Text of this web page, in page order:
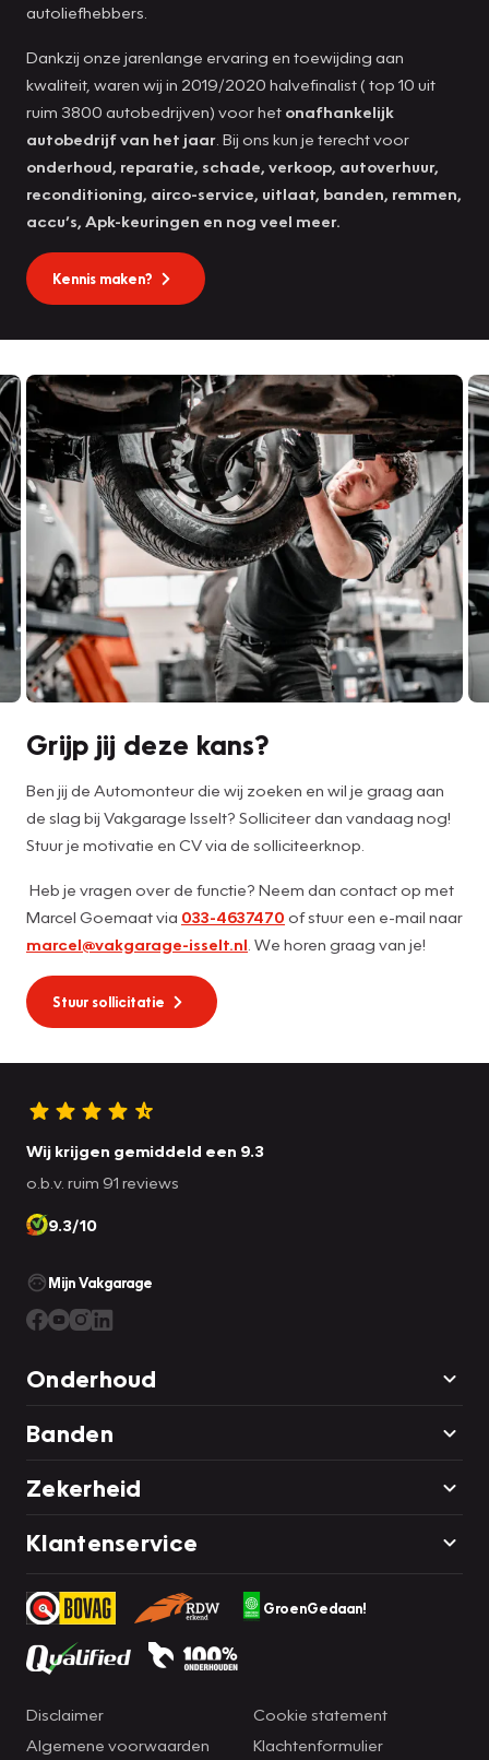
autoliefhebbers.
Dankzij onze jarenlange ervaring en toewijding aan
kwaliteit, waren wij in 2019/2020 halvefinalist ( top 10 uit
ruim 3800 autobedrijven) voor het onafhankelijk
autobedrijf van het jaar . Bij ons kun je terecht voor
onderhoud, reparatie, schade, verkoop, autoverhuur,
reconditioning, airco-service, uitlaat, banden, remmen,
accu’s, Apk-keuringen en nog veel meer.
Kennis maken?
Grijp jij deze kans?
Ben jij de Automonteur die wij zoeken en wil je graag aan
de slag bij Vakgarage Isselt? Solliciteer dan vandaag nog!
Stuur je motivatie en CV via de solliciteerknop.
Heb je vragen over de functie? Neem dan contact op met
Marcel Goemaat via 033-4637470 of stuur een e-mail naar
marcel@vakgarage-isselt.nl . We horen graag van je!
Stuur sollicitatie
Wij krijgen gemiddeld een 9.3
o.b.v. ruim 91 reviews
9.3/10
Mijn Vakgarage
Onderhoud
Banden
Zekerheid
Klantenservice
GroenGedaan!
Disclaimer
Algemene voorwaarden
Cookie statement
Klachtenformulier